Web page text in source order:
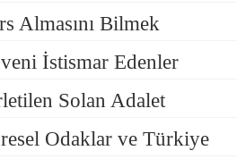
Almasını Bilmek
İstismar Edenler
Solan Adalet
Odaklar ve Türkiye